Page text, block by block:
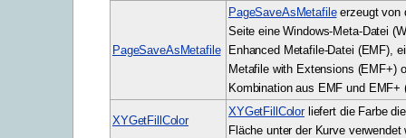
PageSaveAsMetafile
PageSaveAsMetafileerzeugt von
Seite eine Windows-Meta-Datei
Enhanced Metafile-Datei (EMF),
Metafile with Extensions (EMF+)
Kombination aus EMF und EMF+
XYGetFillColor
XYGetFillColorliefert die Farbe
Fläche unter der Kurve verwendet